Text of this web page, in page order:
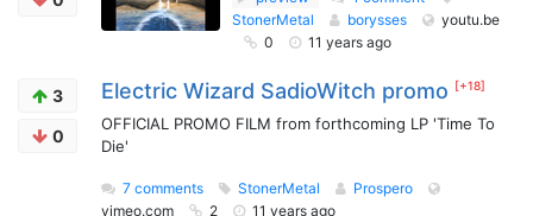
StonerMetal
borysses
youtu.be
0
11 years ago
3
0
Electric Wizard SadioWitch promo [+18]
OFFICIAL PROMO FILM from forthcoming LP 'Time To
Die'
7 comments StonerMetal
Prospero
vimeo.com
2 11 years ago